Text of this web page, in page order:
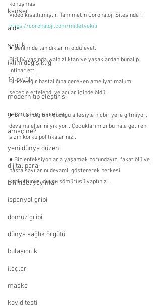
kanser
aids
sağlık
iklim değişikliği
11 eylül
modern tıp eleştirisi
geçmişten işaretler
amaç ne?
yeni dünya düzeni
dijital para
bilimsel yayınlar
ispanyol gribi
domuz gribi
dünya sağlık örgütü
bulaşıcılık
ilaçlar
maske
kovid testi
konuşması
Video kısaltılmıştır. Tam metin Coronaloji Sitesinde :
https://coronaloji.com/milletvekili
● Benim de tanıdıklarım öldü evet.
Biri 84 yaşında, yalnızlıktan ve yasaklardan bunalıp
intihar etti..
Birinin ağır hastalığına gereken ameliyat malum
sebeple ertelendi ve acılar içinde öldü..
● Bir tanıdığımın çocuğu ailesiyle hiçbir yere gitmiyor,
devamlı ellerini yıkıyor.. Çocuklarımızı bu hale getiren
sizin korku politikalarınız..
● Biz enfeksiyonlarla yaşamak zorundayız, fakat ölü ve
hasta sayılarını devamlı göstererek herkesi
korkuttunuz, duygu sömürüsü yaptınız...